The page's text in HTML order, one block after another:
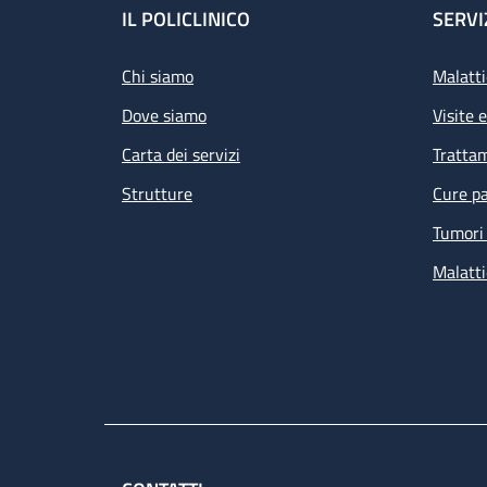
Footer
IL POLICLINICO
Chi siamo
Dove siamo
Carta dei servizi
Strutture
Visite
Cure